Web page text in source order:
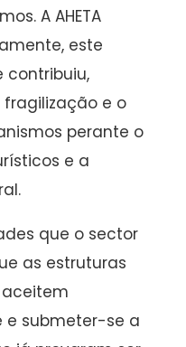
A AHETA
este
contribuiu,
e o
perante o
e a
que o sector
as estruturas
e submeter-se a